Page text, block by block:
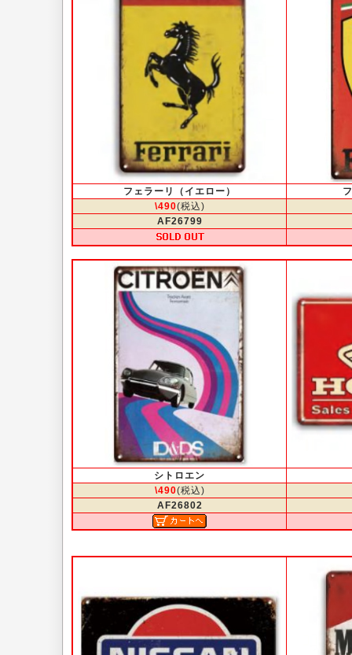
フェラーリ（イエロー）
\490(税込)
AF26799
シトロエン
\490(税込)
AF26802